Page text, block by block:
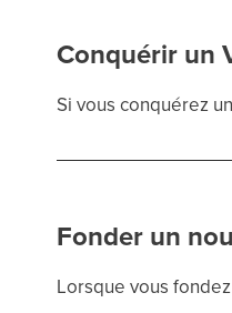
Conquérir un
Si vous conquérez
Fonder un
Lorsque vous